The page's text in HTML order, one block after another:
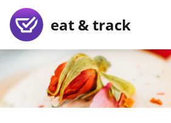
eat & track